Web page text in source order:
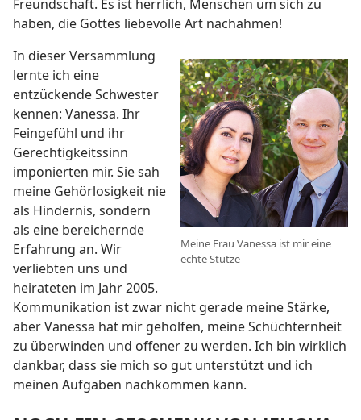
Freundschaft. Es ist herrlich, Menschen um sich zu
haben, die Gottes liebevolle Art nachahmen!
Meine Frau Vanessa ist mir eine
echte Stütze
In dieser Versammlung
lernte ich eine
entzückende Schwester
kennen: Vanessa. Ihr
Feingefühl und ihr
Gerechtigkeitssinn
imponierten mir. Sie sah
meine Gehörlosigkeit nie
als Hindernis, sondern
als eine bereichernde
Erfahrung an. Wir
verliebten uns und
heirateten im Jahr 2005.
Kommunikation ist zwar nicht gerade meine Stärke,
aber Vanessa hat mir geholfen, meine Schüchternheit
zu überwinden und offener zu werden. Ich bin wirklich
dankbar, dass sie mich so gut unterstützt und ich
meinen Aufgaben nachkommen kann.